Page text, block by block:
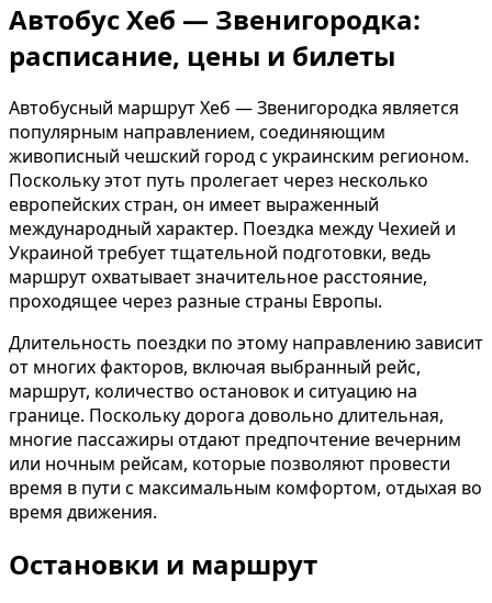
Автобус Хеб — Звенигородка:
расписание, цены и билеты
Автобусный маршрут Хеб — Звенигородка является
популярным направлением, соединяющим
живописный чешский город с украинским регионом.
Поскольку этот путь пролегает через несколько
европейских стран, он имеет выраженный
международный характер. Поездка между Чехией и
Украиной требует тщательной подготовки, ведь
маршрут охватывает значительное расстояние,
проходящее через разные страны Европы.
Длительность поездки по этому направлению зависит
от многих факторов, включая выбранный рейс,
маршрут, количество остановок и ситуацию на
границе. Поскольку дорога довольно длительная,
многие пассажиры отдают предпочтение вечерним
или ночным рейсам, которые позволяют провести
время в пути с максимальным комфортом, отдыхая во
время движения.
Остановки и маршрут